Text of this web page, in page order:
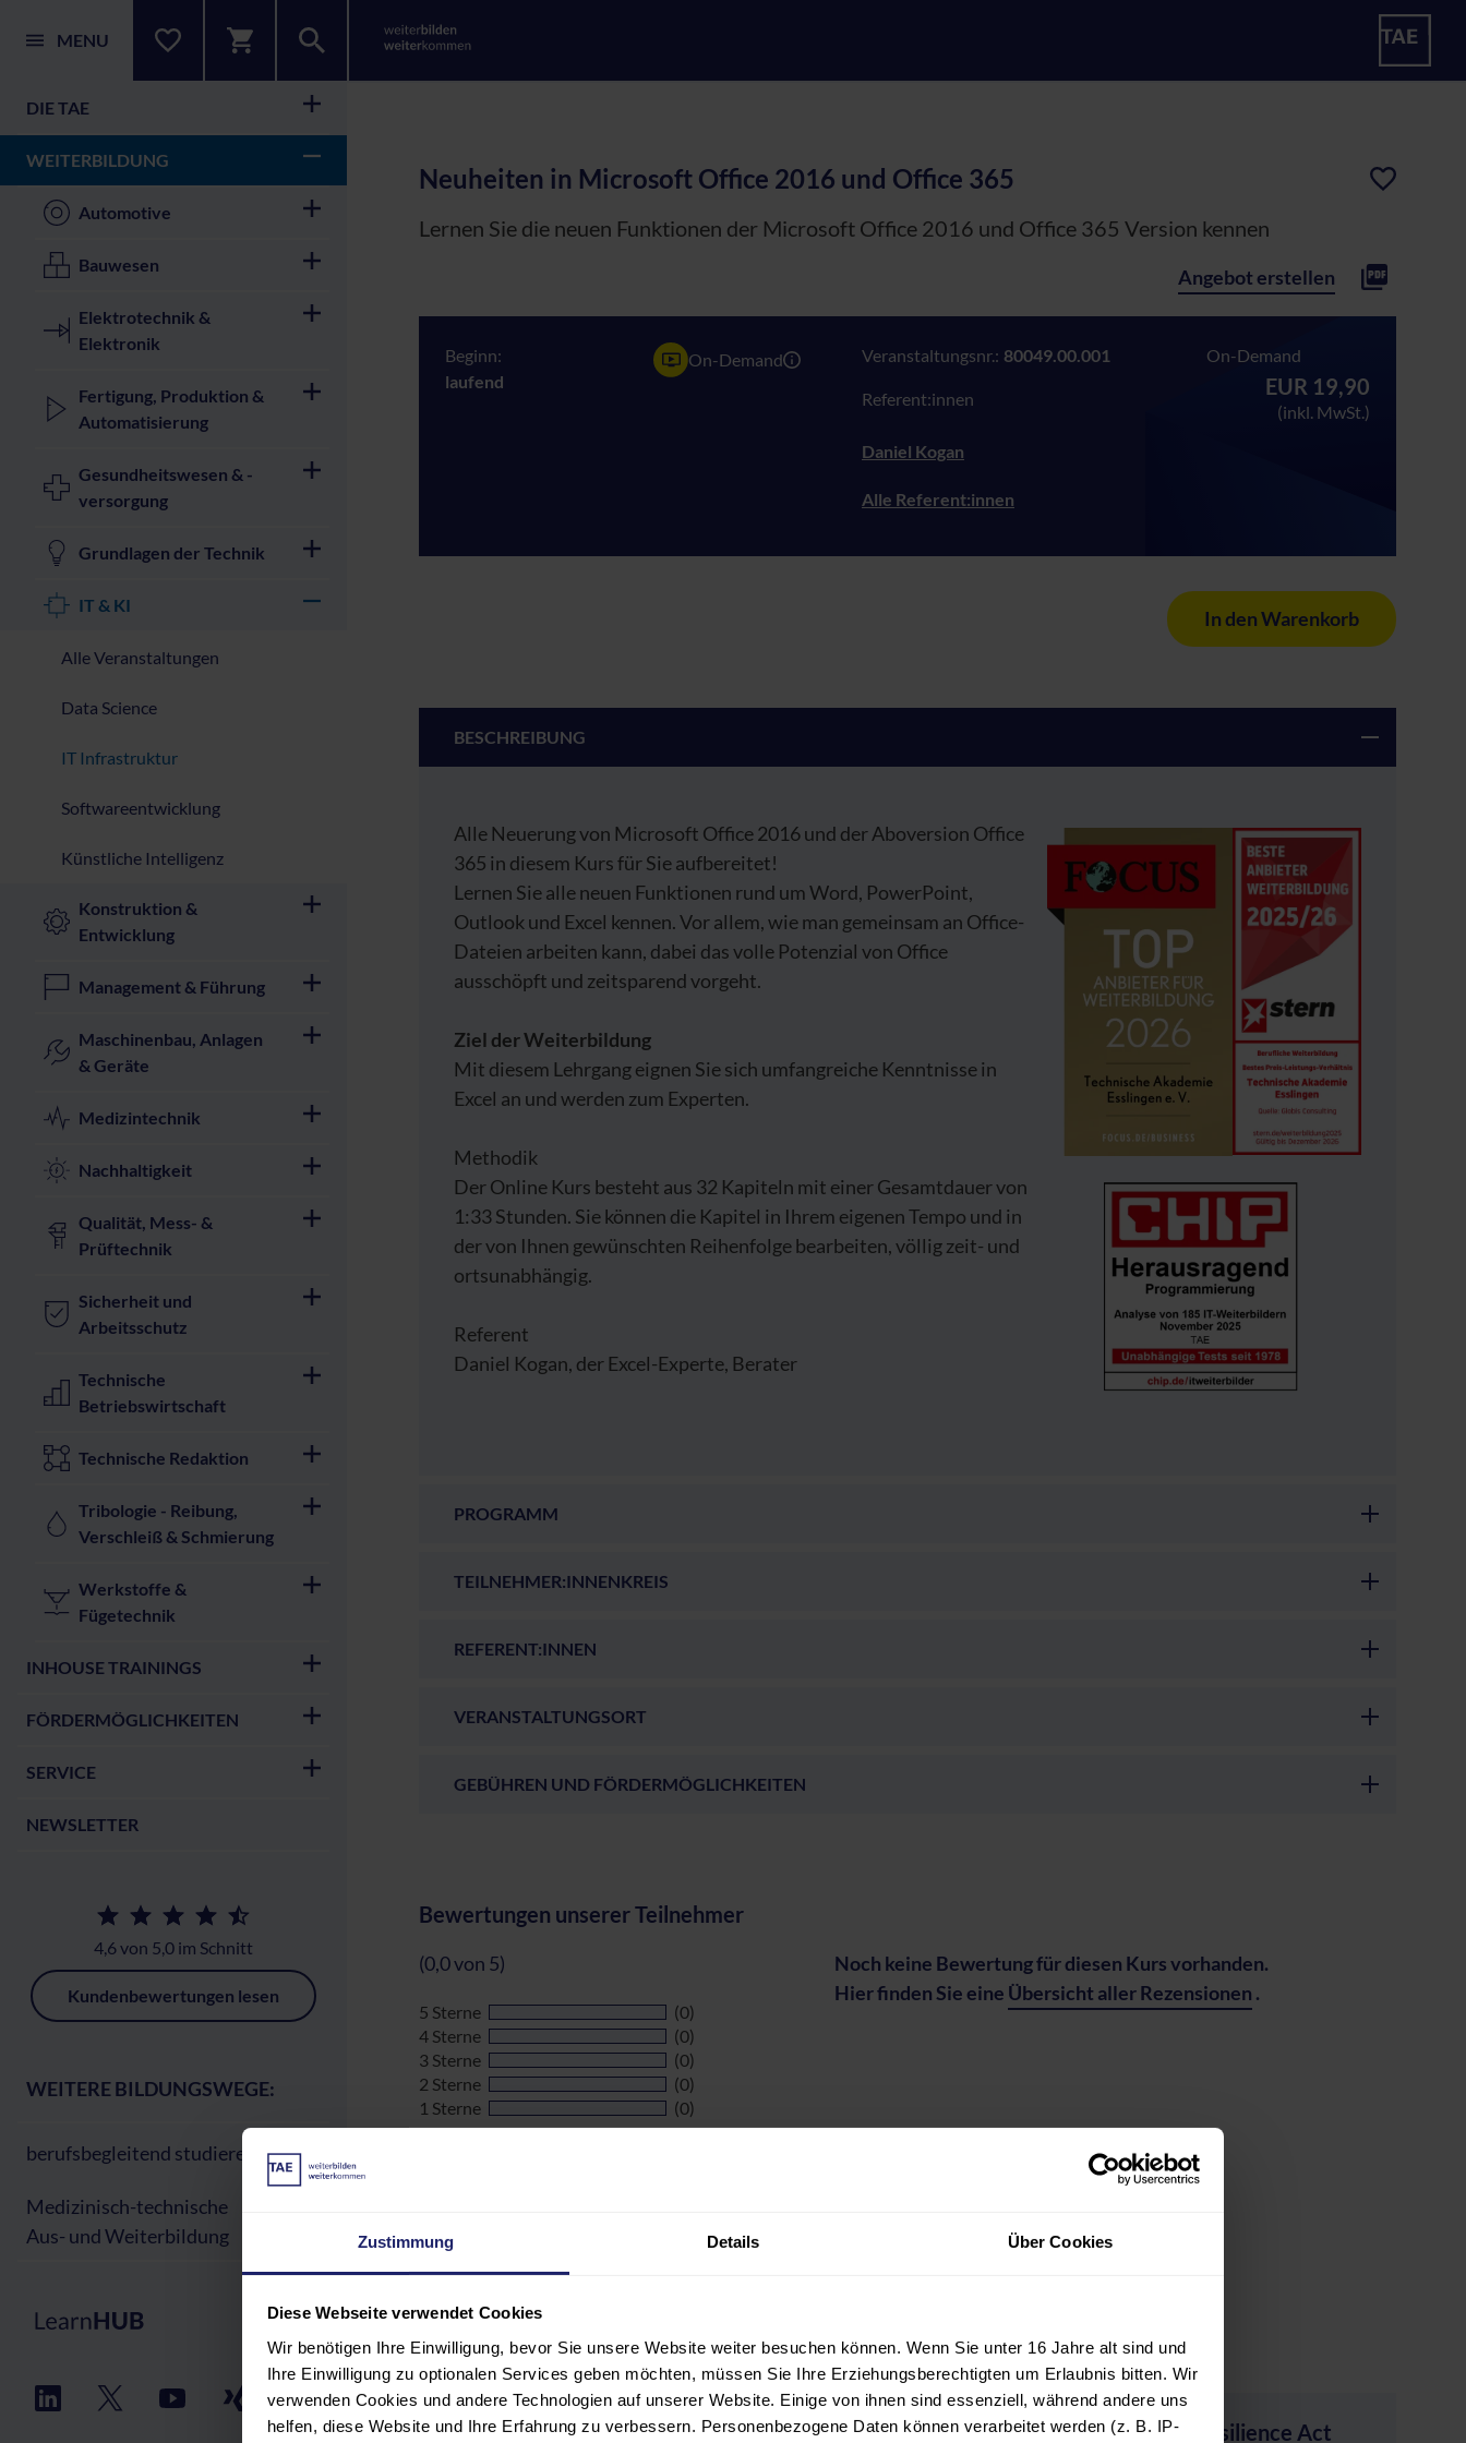
Zustimmung Details Über Cookies
Diese Webseite verwendet Cookies
Wir benötigen Ihre Einwilligung, bevor Sie unsere Website weiter besuchen können. Wenn Sie unter 16 Jahre alt sind und
Ihre Einwilligung zu optionalen Services geben möchten, müssen Sie Ihre Erziehungsberechtigten um Erlaubnis bitten. Wir
verwenden Cookies und andere Technologien auf unserer Website. Einige von ihnen sind essenziell, während andere uns
helfen, diese Website und Ihre Erfahrung zu verbessern. Personenbezogene Daten können verarbeitet werden (z. B. IP-
MENU
DIE TAE
WEITERBILDUNG
Automotive
Bauwesen
Elektrotechnik &
Elektronik
Fertigung, Produktion &
Automatisierung
Gesundheitswesen & -
versorgung
Grundlagen der Technik
IT & KI
Alle Veranstaltungen
Data Science
IT Infrastruktur
Softwareentwicklung
Künstliche Intelligenz
Konstruktion &
Entwicklung
Management & Führung
Maschinenbau, Anlagen
& Geräte
Medizintechnik
Nachhaltigkeit
Qualität, Mess- &
Prüftechnik
Sicherheit und
Arbeitsschutz
Technische
Betriebswirtschaft
Technische Redaktion
Tribologie - Reibung,
Verschleiß & Schmierung
Werkstoffe &
Fügetechnik
INHOUSE TRAININGS
FÖRDERMÖGLICHKEITEN
SERVICE
NEWSLETTER
4,6 von 5,0 im Schnitt
Kundenbewertungen lesen
WEITERE BILDUNGSWEGE:
berufsbegleitend studieren
Medizinisch-technische
Aus- und Weiterbildung
Neuheiten in Microsoft Office 2016 und Office 365
Lernen Sie die neuen Funktionen der Microsoft Office 2016 und Office 365 Version kennen
Angebot erstellen
Beginn:
laufend
On-Demand Veranstaltungsnr.: 80049.00.001
Referent:innen
Daniel Kogan
Alle Referent:innen
On-Demand
EUR 19,90
(inkl. MwSt.)
In den Warenkorb
BESCHREIBUNG
Alle Neuerung von Microsoft Office 2016 und der Aboversion Office
365 in diesem Kurs für Sie aufbereitet!
Lernen Sie alle neuen Funktionen rund um Word, PowerPoint,
Outlook und Excel kennen. Vor allem, wie man gemeinsam an Office-
Dateien arbeiten kann, dabei das volle Potenzial von Office
ausschöpft und zeitsparend vorgeht.
Ziel der Weiterbildung
Mit diesem Lehrgang eignen Sie sich umfangreiche Kenntnisse in
Excel an und werden zum Experten.
Methodik
Der Online Kurs besteht aus 32 Kapiteln mit einer Gesamtdauer von
1:33 Stunden. Sie können die Kapitel in Ihrem eigenen Tempo und in
der von Ihnen gewünschten Reihenfolge bearbeiten, völlig zeit- und
ortsunabhängig.
Referent
Daniel Kogan, der Excel-Experte, Berater
PROGRAMM
TEILNEHMER:INNENKREIS
REFERENT:INNEN
VERANSTALTUNGSORT
GEBÜHREN UND FÖRDERMÖGLICHKEITEN
Bewertungen unserer Teilnehmer
(0,0 von 5)
5 Sterne
(0)
4 Sterne
(0)
3 Sterne
(0)
2 Sterne
(0)
1 Sterne
(0)
Noch keine Bewertung für diesen Kurs vorhanden.
Hier finden Sie eine Übersicht aller Rezensionen .
Dies könnte Sie auch interessieren:
Cyber-Sicherheit für
VBA für Excel: Workflows
Cyber Resilience Act